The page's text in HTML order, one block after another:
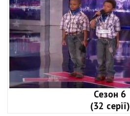
Сезон 6
(32 серії)